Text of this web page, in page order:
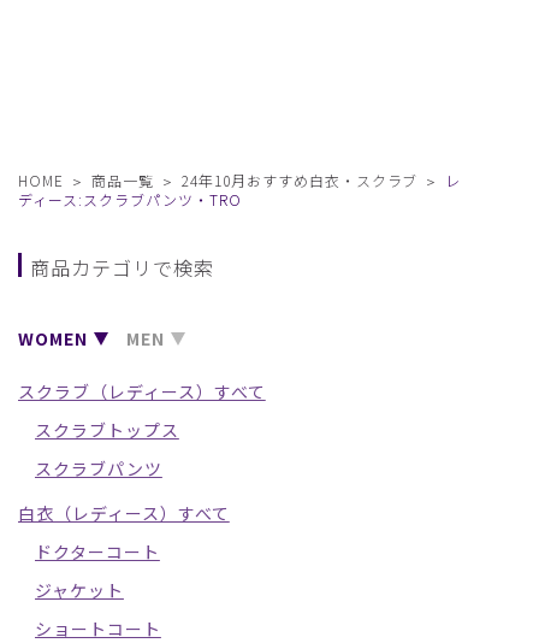
HOME 商品一覧 24年10月おすすめ白衣・スクラブ
レ
ディース:スクラブパンツ・TRO
商品カテゴリで検索
WOMEN MEN
スクラブ（レディース）すべて
スクラブトップス
スクラブパンツ
白衣（レディース）すべて
ドクターコート
ジャケット
ショートコート